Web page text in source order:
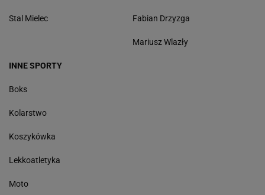
Stal Mielec Fabian Drzyzga
Mariusz Wlazły
INNE SPORTY
Boks
Kolarstwo
Koszykówka
Lekkoatletyka
Moto